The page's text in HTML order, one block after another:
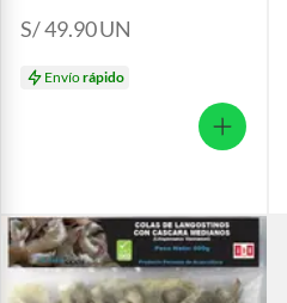
S/ 49.90UN
Envíorápido